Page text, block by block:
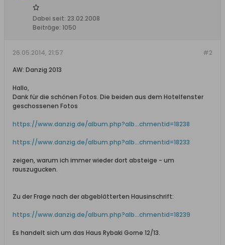
Dabei seit: 23.02.2008
Beiträge: 1050
#2
26.05.2014, 21:57
AW: Danzig 2013
Hallo,
Dank für die schönen Fotos. Die beiden aus dem Hotelfenster
geschossenen Fotos
https://www.danzig.de/album.php?alb...chmentid=18238
https://www.danzig.de/album.php?alb...chmentid=18233
zeigen, warum ich immer wieder dort absteige - um
rauszugucken.
Zu der Frage nach der abgeblätterten Hausinschrift:
https://www.danzig.de/album.php?alb...chmentid=18239
Es handelt sich um das Haus Rybaki Gorne 12/13.